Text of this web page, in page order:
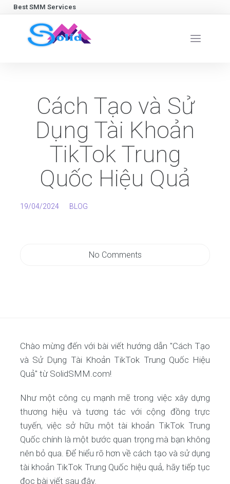
Best SMM Services
Cách Tạo và Sử
Dụng Tài Khoản
TikTok Trung
Quốc Hiệu Quả
19/04/2024 BLOG
No Comments
Chào mừng đến với bài viết hướng dẫn "Cách Tạo
và Sử Dụng Tài Khoản TikTok Trung Quốc Hiệu
Quả" từ SolidSMM.com!
Như một công cụ mạnh mẽ trong việc xây dựng
thương hiệu và tương tác với cộng đồng trực
tuyến, việc sở hữu một tài khoản TikTok Trung
Quốc chính là một bước quan trọng mà bạn không
nên bỏ qua. Để hiểu rõ hơn về cách tạo và sử dụng
tài khoản TikTok Trung Quốc hiệu quả, hãy tiếp tục
đọc bài viết sau đây.